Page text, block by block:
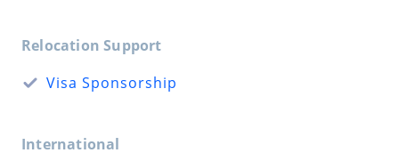
Relocation Support
Visa Sponsorship
International